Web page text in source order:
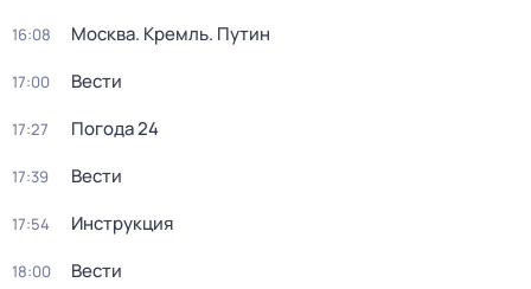
16:08 Москва. Кремль. Путин
17:00 Вести
17:27 Погода 24
17:39 Вести
17:54 Инструкция
18:00 Вести